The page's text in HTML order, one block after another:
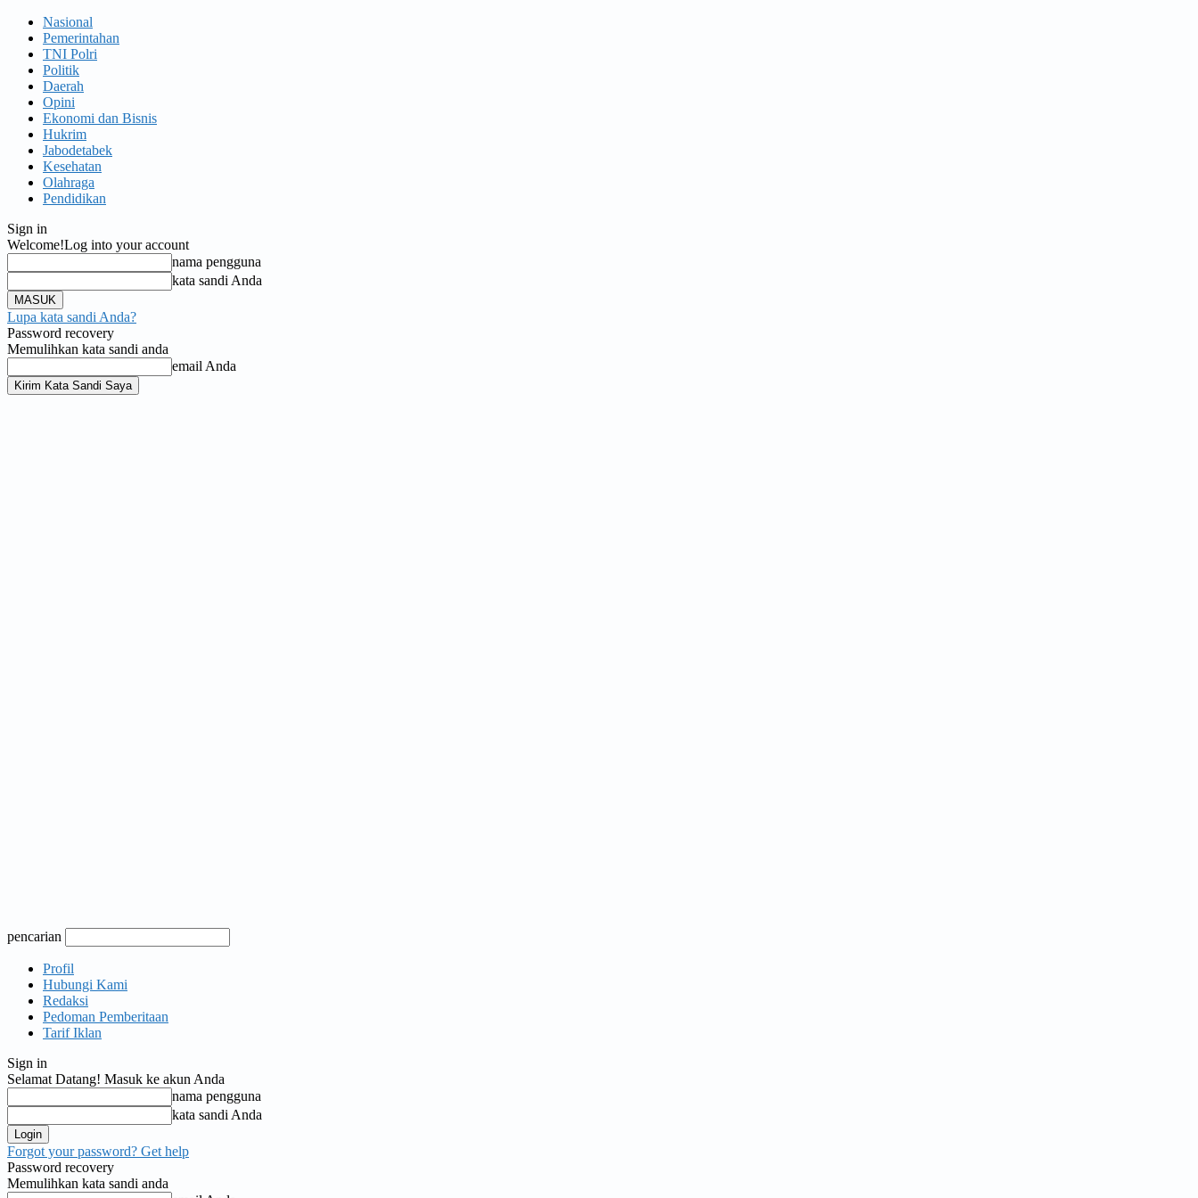
Nasional
Pemerintahan
TNI Polri
Politik
Daerah
Opini
Ekonomi dan Bisnis
Hukrim
Jabodetabek
Kesehatan
Olahraga
Pendidikan
Sign in
Welcome!Log into your account
nama pengguna
kata sandi Anda
Lupa kata sandi Anda?
Password recovery
Memulihkan kata sandi anda
email Anda
pencarian
Profil
Hubungi Kami
Redaksi
Pedoman Pemberitaan
Tarif Iklan
Sign in
Selamat Datang! Masuk ke akun Anda
nama pengguna
kata sandi Anda
Forgot your password? Get help
Password recovery
Memulihkan kata sandi anda